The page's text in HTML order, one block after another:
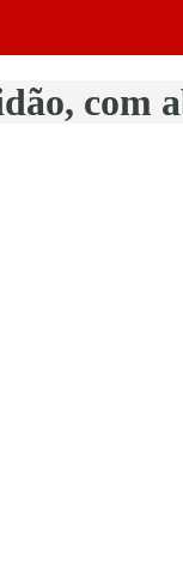
com